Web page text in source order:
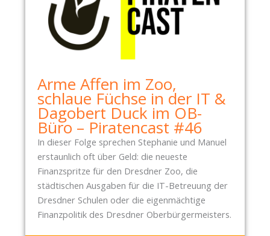
Arme Affen im Zoo,
schlaue Füchse in der IT &
Dagobert Duck im OB-
Büro – Piratencast #46
In dieser Folge sprechen Stephanie und Manuel
erstaunlich oft über Geld: die neueste
Finanzspritze für den Dresdner Zoo, die
städtischen Ausgaben für die IT-Betreuung der
Dresdner Schulen oder die eigenmächtige
Finanzpolitik des Dresdner Oberbürgermeisters.